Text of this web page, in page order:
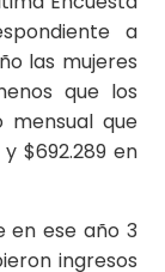
a
las mujeres
que los
mensual que
$692.289 en
en ese año 3
ingresos